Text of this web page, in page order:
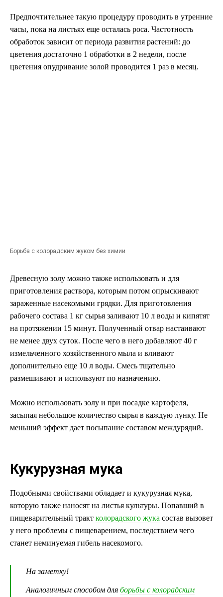
Предпочтительнее такую процедуру проводить в утренние
часы, пока на листьях еще осталась роса. Частотность
обработок зависит от периода развития растений: до
цветения достаточно 1 обработки в 2 недели, после
цветения опудривание золой проводится 1 раз в месяц.
Борьба с колорадским жуком без химии
Древесную золу можно также использовать и для
приготовления раствора, которым потом опрыскивают
зараженные насекомыми грядки. Для приготовления
рабочего состава 1 кг сырья заливают 10 л воды и кипятят
на протяжении 15 минут. Полученный отвар настаивают
не менее двух суток. После чего в него добавляют 40 г
измельченного хозяйственного мыла и вливают
дополнительно еще 10 л воды. Смесь тщательно
размешивают и используют по назначению.
Можно использовать золу и при посадке картофеля,
засыпая небольшое количество сырья в каждую лунку. Не
меньший эффект дает посыпание составом междурядий.
Кукурузная мука
Подобными свойствами обладает и кукурузная мука,
которую также наносят на листья культуры. Попавший в
пищеварительный тракт колорадского жука состав вызовет
у него проблемы с пищеварением, последствием чего
станет неминуемая гибель насекомого.
На заметку!
Аналогичным способом для борьбы с колорадским